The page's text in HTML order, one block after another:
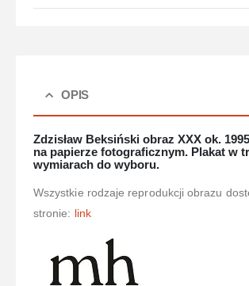
OPIS
Zdzisław Beksiński obraz XXX ok.
na papierze fotograficznym. Plakat w
wymiarach do wyboru.
Wszystkie rodzaje reprodukcji obrazu
stronie: link